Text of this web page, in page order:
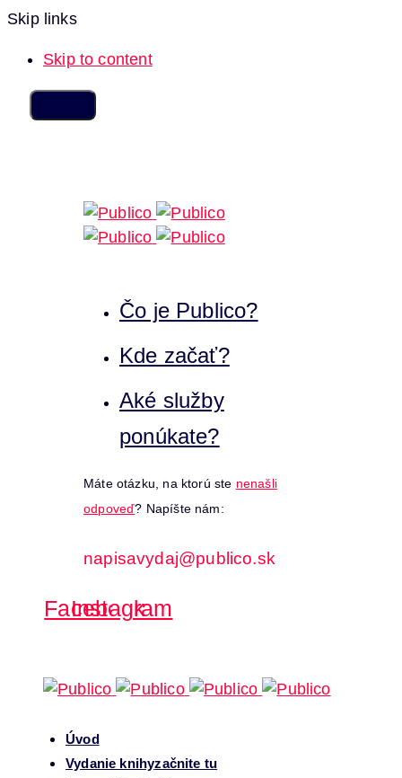
Skip links
Skip to content
Čo je Publico?
Kde začať?
Aké služby
ponúkate?
Máte otázku, na ktorú ste nenašli
odpoveď? Napíšte nám:
napisavydaj@publico.sk
Facebook
Instagram
Úvod
Vydanie knihyzačnite tu